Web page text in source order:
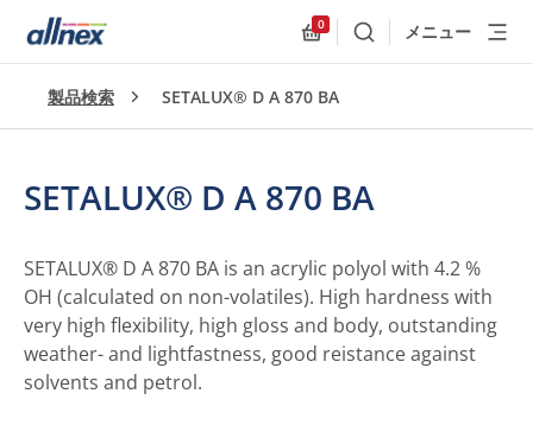
0
検索 メニュー
製品検索 SETALUX® D A 870 BA
SETALUX® D A 870 BA
SETALUX® D A 870 BA is an acrylic polyol with 4.2 %
OH (calculated on non-volatiles). High hardness with
very high flexibility, high gloss and body, outstanding
weather- and lightfastness, good reistance against
solvents and petrol.